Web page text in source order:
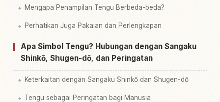
Mengapa Penampilan Tengu Berbeda-beda?
Perhatikan Juga Pakaian dan Perlengkapan
Apa Simbol Tengu? Hubungan dengan Sangaku
Shinkō, Shugen-dō, dan Peringatan
Keterkaitan dengan Sangaku Shinkō dan Shugen-dō
Tengu sebagai Peringatan bagi Manusia